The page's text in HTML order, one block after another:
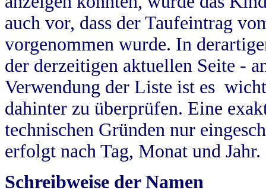
auch vor, dass der Taufeintrag
vorgenommen wurde. In
der derzeitigen aktuellen Seite -
Verwendung der Liste ist es
dahinter zu überprüfen. Eine
technischen Gründen nur
erfolgt nach Tag, Monat und Jahr.
Schreibweise der Namen